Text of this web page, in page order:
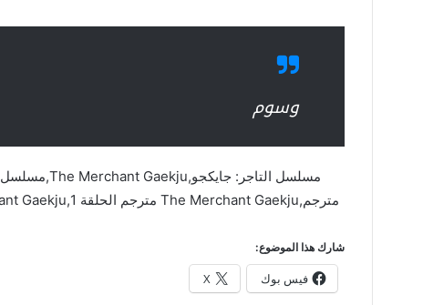
وسوم
مترجم,The Merchant Gaekju مترجم الحلقة 1,The Merchant Gaekju مترجم 1,مسلسل التاجر: جايكجو مترجم
شارك هذا الموضوع:
فيس بوك X